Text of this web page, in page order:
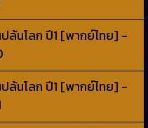
ล้นโลก ปี1 [พากย์ไทย] -
ล้นโลก ปี1 [พากย์ไทย] -